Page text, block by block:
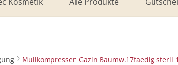
Mullkompressen Gazin Baumw.17faedig steril